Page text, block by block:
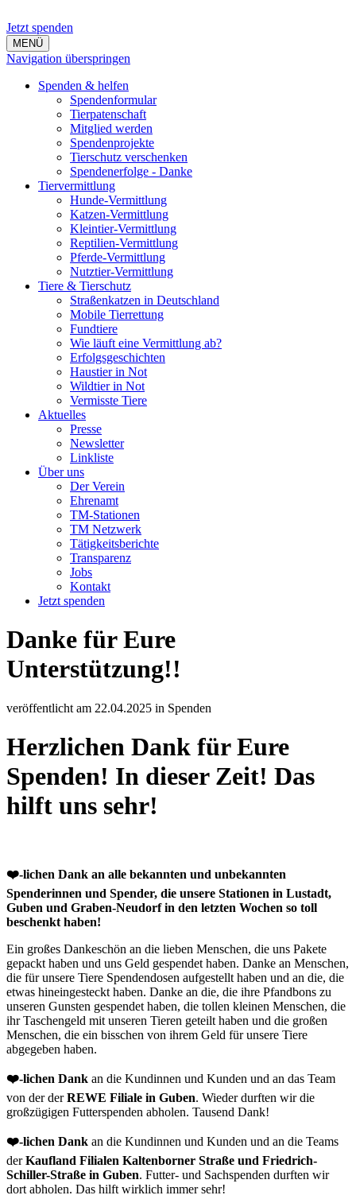
Jetzt spenden
MENÜ
Navigation überspringen
Spenden & helfen
Spendenformular
Tierpatenschaft
Mitglied werden
Spendenprojekte
Tierschutz verschenken
Spendenerfolge - Danke
Tiervermittlung
Hunde-Vermittlung
Katzen-Vermittlung
Kleintier-Vermittlung
Reptilien-Vermittlung
Pferde-Vermittlung
Nutztier-Vermittlung
Tiere & Tierschutz
Straßenkatzen in Deutschland
Mobile Tierrettung
Fundtiere
Wie läuft eine Vermittlung ab?
Erfolgsgeschichten
Haustier in Not
Wildtier in Not
Vermisste Tiere
Aktuelles
Presse
Newsletter
Linkliste
Über uns
Der Verein
Ehrenamt
TM-Stationen
TM Netzwerk
Tätigkeitsberichte
Transparenz
Jobs
Kontakt
Jetzt spenden
Danke für Eure
Unterstützung!!
veröffentlicht am 22.04.2025 in Spenden
Herzlichen Dank für Eure
Spenden! In dieser Zeit! Das
hilft uns sehr!
❤️-lichen Dank an alle bekannten und unbekannten
Spenderinnen und Spender, die unsere Stationen in Lustadt,
Guben und Graben-Neudorf in den letzten Wochen so toll
beschenkt haben!
Ein großes Dankeschön an die lieben Menschen, die uns Pakete
gepackt haben und uns Geld gespendet haben. Danke an Menschen,
die für unsere Tiere Spendendosen aufgestellt haben und an die, die
etwas hineingesteckt haben. Danke an die, die ihre Pfandbons zu
unseren Gunsten gespendet haben, die tollen kleinen Menschen, die
ihr Taschengeld mit unseren Tieren geteilt haben und die großen
Menschen, die ein bisschen von ihrem Geld für unsere Tiere
abgegeben haben.
❤️-lichen Dank an die Kundinnen und Kunden und an das Team
von der derREWE Filiale in Guben. Wieder durften wir die
großzügigen Futterspenden abholen. Tausend Dank!
❤️-lichen Dank an die Kundinnen und Kunden und an die Teams
derKaufland Filialen Kaltenborner Straße und Friedrich-
Schiller-Straße in Guben. Futter- und Sachspenden durften wir
dort abholen. Das hilft wirklich immer sehr!